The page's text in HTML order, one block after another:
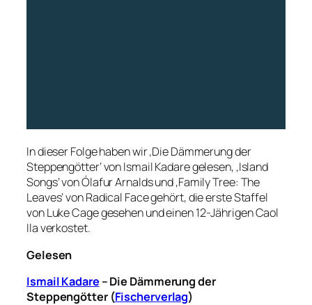
In dieser Folge haben wir ‚Die Dämmerung der
Steppengötter‘ von Ismail Kadare gelesen, ‚Island
Songs‘ von Ólafur Arnalds und ‚Family Tree: The
Leaves‘ von Radical Face gehört, die erste Staffel
von Luke Cage gesehen und einen 12-Jährigen Caol
Ila verkostet.
Gelesen
Ismail Kadare – Die Dämmerung der
Steppengötter (Fischerverlag)